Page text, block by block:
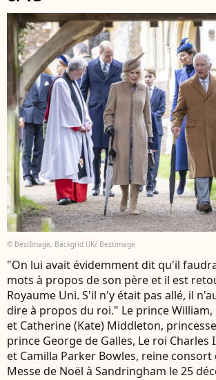
© BestImage, Backgrid UK/ Bestimage
"On lui avait évidemment dit qu'il
mots à propos de son père et il est
Royaume Uni. S'il n'y était pas allé, il
dire à propos du roi." Le prince William,
et Catherine (Kate) Middleton,
prince George de Galles, Le roi Charles
et Camilla Parker Bowles, reine
Messe de Noël à Sandringham le 25